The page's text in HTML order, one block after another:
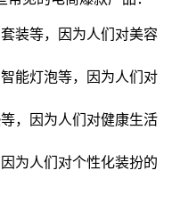
装等，因为人们对美容
能灯泡等，因为人们对
，因为人们对健康生活
为人们对个性化装扮的